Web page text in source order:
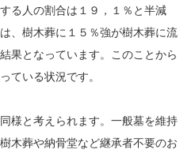
る人の割合は１９，１％と半減
、樹木葬に１５％強が樹木葬に流
果となっています。このことから
ている状況です。
様と考えられます。一般墓を維持
木葬や納骨堂など継承者不要のお